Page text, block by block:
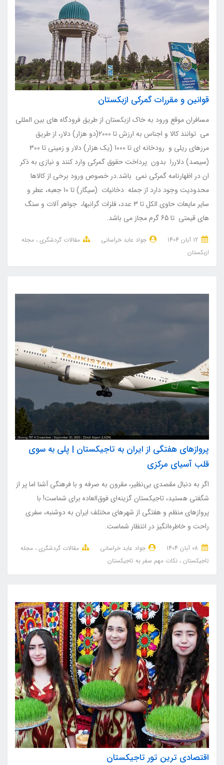
قوانین و مقررات گمرکی ازبکستان
مسافران موقع ورود به خاک ازبکستان از طریق فرودگاه های بین المللی
می توانند کالا و اجناس به ارزش تا 2000(دو هزار) دلار، از طریق
مرزهای ریلی و رودخانه ای تا 1000 (یک هزار) دلار و زمینی تا 300
(سیصد) دلاررا بدون پرداخت حقوق گمرکی وارد کنند و نیازی به ذکر
ان در اظهارنامه گمرکی نمی باشد.در خصوص ورود برخی از کالاها
محدودیت وجود دارد از جمله دخانیات (سیگار) تا 10 جعبه، عطر و
سایر مایعات حاوی الکل تا 3 عدد، فلزات گرانبها، جواهر آلات و سنگ
های قیمتی تا 65 گرم مجاز می باشد.
جواد عابد خراسانی مقالات گردشگری مجله
ازبکستان
پروازهای هفتگی از ایران به تاجیکستان | پلی به سوی
قلب آسیای مرکزی
اگر به دنبال مقصدی بی‌نظیر، مقرون به صرفه و با فرهنگی آشنا اما پر از
شگفتی هستید، تاجیکستان گزینه‌ای فوق‌العاده برای شماست! با
پروازهای منظم و هفتگی از شهرهای مختلف ایران به دوشنبه، سفری
راحت و خاطره‌انگیز در انتظار شماست.
جواد عابد خراسانی مقالات گردشگری مجله
تاجیکستان نکات مهم سفر به تاجیکستان
اقتصادی ترین تور تاجیکستان